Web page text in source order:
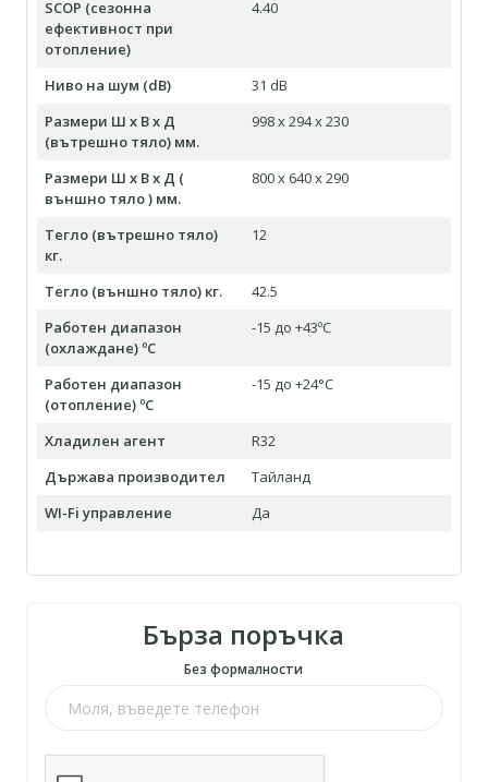
Бърза поръчка
Без формалности
SCOP (сезонна
ефективност при
отопление)
4.40
Ниво на шум (dB)
31 dB
Размери Ш х В х Д
(вътрешно тяло) мм.
998 х 294 х 230
Размери Ш х В х Д (
външно тяло ) мм.
800 х 640 х 290
Тегло (вътрешно тяло)
кг.
12
Тегло (външно тяло) кг.
42.5
Работен диапазон
(охлаждане) ºC
-15 до +43ºC
Работен диапазон
(отопление) ºC
-15 до +24°С
Хладилен агент
R32
Държава производител
Тайланд
WI-Fi управление
Да